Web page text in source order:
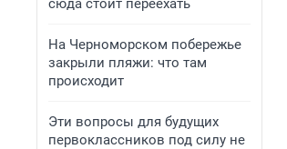
сюда стоит переехать
На Черноморском побережье
закрыли пляжи: что там
происходит
Эти вопросы для будущих
первоклассников под силу не